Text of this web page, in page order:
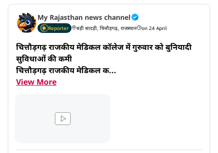
My Rajasthan news channel
Reporter बड़ी सादड़ी, चित्तौड़गढ़, राजस्थान on 24 April
चित्तौड़गढ़ राजकीय मेडिकल कॉलेज में गुरुवार को बुनियादी
सुविधाओं की कमी
चित्तौड़गढ़ राजकीय मेडिकल क...
View More